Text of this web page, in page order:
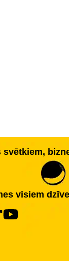
svētkiem,
visiem